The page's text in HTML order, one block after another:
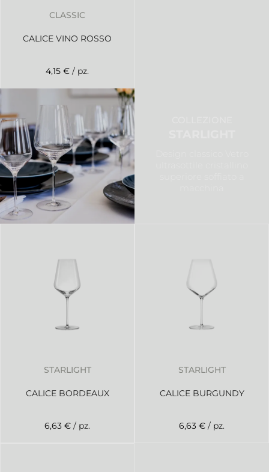
CLASSIC
CALICE VINO ROSSO
4,15 € / pz.
STARLIGHT
CALICE BORDEAUX
6,63 € / pz.
STARLIGHT
CALICE BURGUNDY
6,63 € / pz.